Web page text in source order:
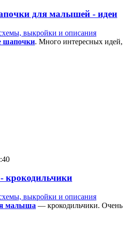
для малышей - идеи
выкройки и описания
шапочки. Много интересных идей,
крокодильчики
выкройки и описания
малыша — крокодильчики. Очень